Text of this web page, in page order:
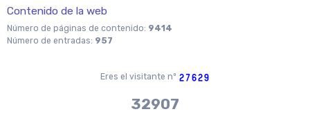
Contenido de la web
Número de páginas de contenido: 9414
Número de entradas: 957
Eres el visitante nº
35439